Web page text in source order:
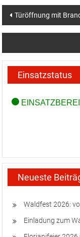
Türöffnung mit
Einsatzstatus
Neueste
Waldfest 2026:
Einladung zum